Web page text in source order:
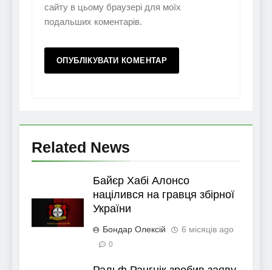
сайту в цьому браузері для моїх
подальших коментарів.
Related News
Байєр Хабі Алонсо
націлився на гравця збірної
України
Бондар Олексій 6 місяців ago
0